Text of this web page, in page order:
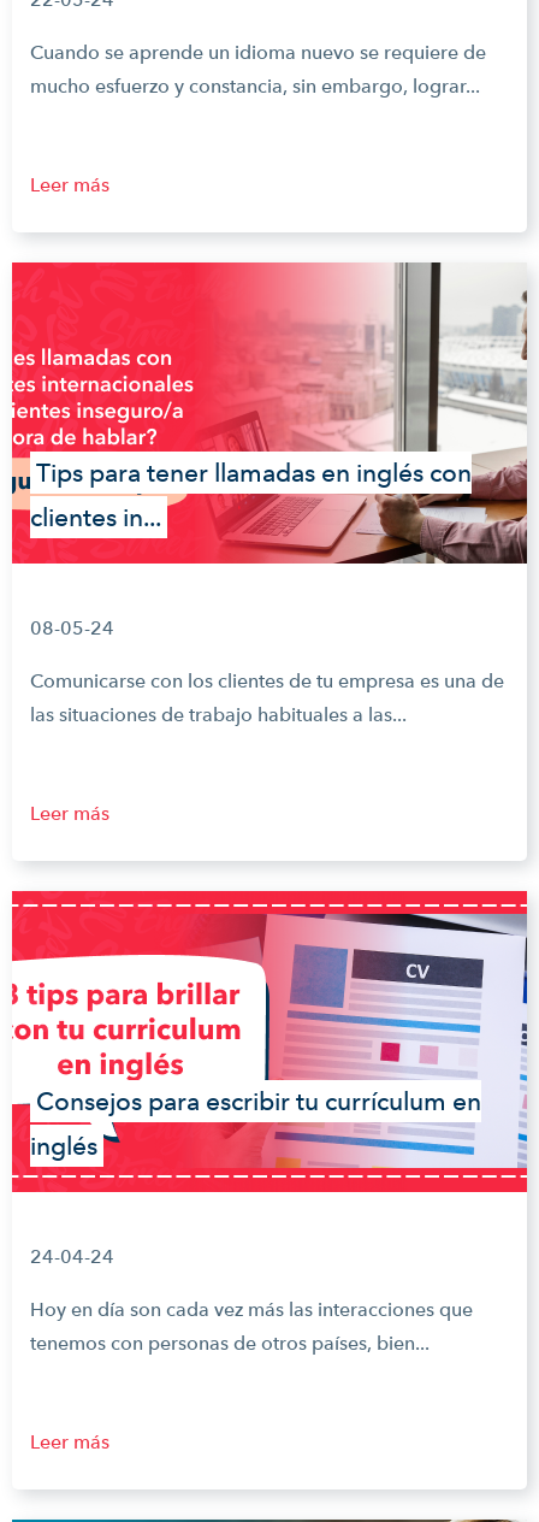
Cuando se aprende un idioma nuevo se requiere de
mucho esfuerzo y constancia, sin embargo, lograr...
Leer más
Tips para tener llamadas en inglés con
clientes in...
08-05-24
Comunicarse con los clientes de tu empresa es una de
las situaciones de trabajo habituales a las...
Leer más
Consejos para escribir tu currículum en
inglés
24-04-24
Hoy en día son cada vez más las interacciones que
tenemos con personas de otros países, bien...
Leer más